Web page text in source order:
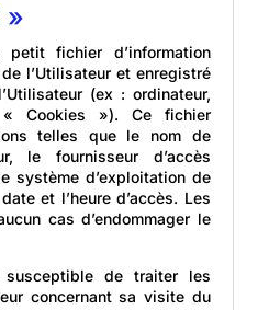
»
fichier d’information
l’Utilisateur et enregistré
(ex : ordinateur,
« Cookies »). Ce fichier
telles que le nom de
le fournisseur d’accès
système d’exploitation de
et l’heure d’accès. Les
cas d’endommager le
susceptible de traiter les
concernant sa visite du